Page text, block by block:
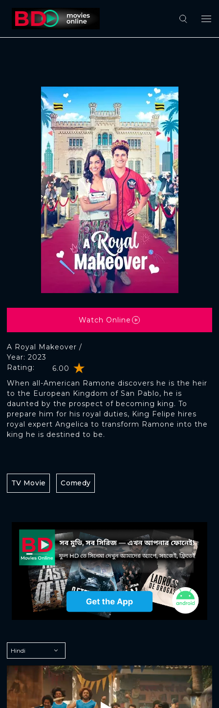
A Royal Makeover /
Rating: 6.00
Year: 2023
When all-American Ramone discovers he is the heir
to the European Kingdom of San Pablo, he is
daunted by the prospect of becoming king. To
prepare him for his royal duties, King Felipe hires
royal expert Angelica to transform Ramone into the
king he is destined to be.
Watch Online
TV Movie Comedy